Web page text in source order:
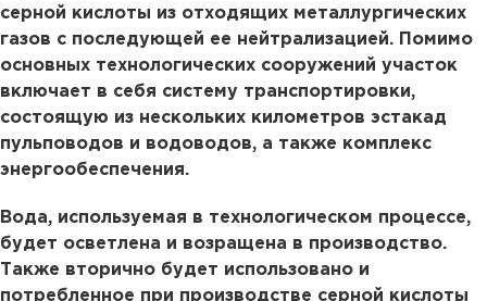
серной кислоты из отходящих металлургических
газов с последующей ее нейтрализацией. Помимо
основных технологических сооружений участок
включает в себя систему транспортировки,
состоящую из нескольких километров эстакад
пульповодов и водоводов, а также комплекс
энергообеспечения.
Вода, используемая в технологическом процессе,
будет осветлена и возращена в производство.
Также вторично будет использовано и
потребленное при производстве серной кислоты